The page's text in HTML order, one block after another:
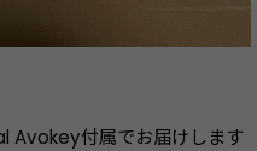
Avokey付属でお届けします